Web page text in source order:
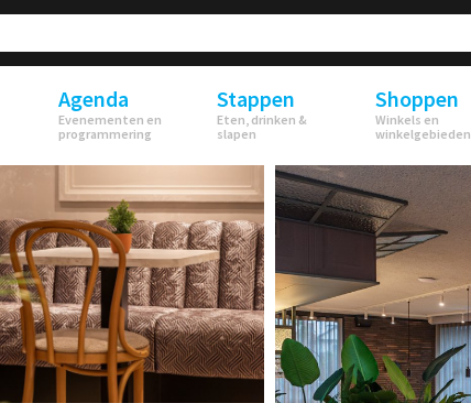
Agenda
Evenementen en
programmering
Stappen
Eten, drinken &
slapen
Shoppen
Winkels en
winkelgebieden